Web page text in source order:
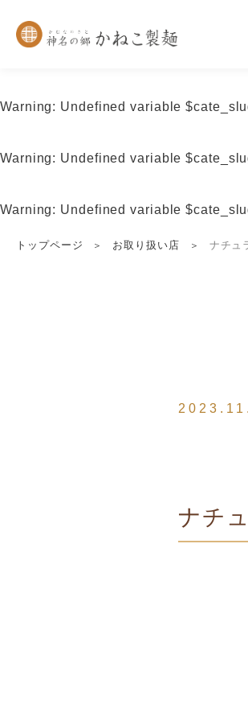
Warning: Undefined variable
Warning: Undefined variable
Warning: Undefined variable
トップページ お取り扱い店 ナチュ
ナチ